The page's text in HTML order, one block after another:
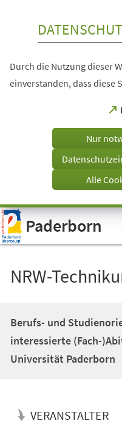
Visuelle
Assistenzsoftware
öffnen.
Durch die Nutzung dieser
einverstanden, dass diese
Nur
Alle
Paderborn
NRW-
Berufs- und
interessierte (Fach-
Universität Paderborn
VERANSTALTER